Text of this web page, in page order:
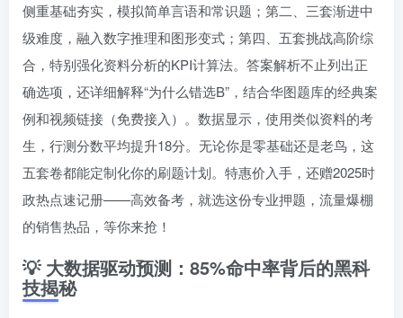
侧重基础夯实，模拟简单言语和常识题；第二、三套渐进中
级难度，融入数字推理和图形变式；第四、五套挑战高阶综
合，特别强化资料分析的KPI计算法。答案解析不止列出正
确选项，还详细解释“为什么错选B”，结合华图题库的经典案
例和视频链接（免费接入）。数据显示，使用类似资料的考
生，行测分数平均提升18分。无论你是零基础还是老鸟，这
五套卷都能定制化你的刷题计划。特惠价入手，还赠2025时
政热点速记册——高效备考，就选这份专业押题，流量爆棚
的销售热品，等你来抢！
💡 大数据驱动预测：85%命中率背后的黑科
技揭秘